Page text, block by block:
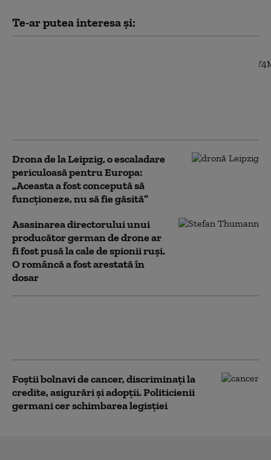
Te-ar putea interesa și:
Drona de la Leipzig, o escaladare
periculoasă pentru Europa:
„Aceasta a fost concepută să
funcționeze, nu să fie găsită”
Asasinarea directorului unui
producător german de drone ar
fi fost pusă la cale de spionii ruși.
O româncă a fost arestată în
dosar
Foștii bolnavi de cancer, discriminați la
credite, asigurări și adopții. Politicienii
germani cer schimbarea legisției